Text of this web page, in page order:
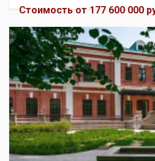
Стоимость от 177 600 000